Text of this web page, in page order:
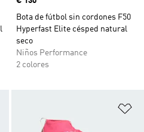
Bota de fútbol sin cordones F50
Hyperfast Elite césped natural
seco
Niños Performance
2 colores